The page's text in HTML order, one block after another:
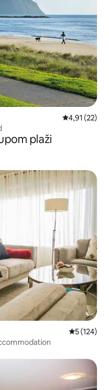
Prosječna
4,91 (22)
plaži
„Odabrali gosti”
Prosječna
5 (124)
„Odabrali gosti”